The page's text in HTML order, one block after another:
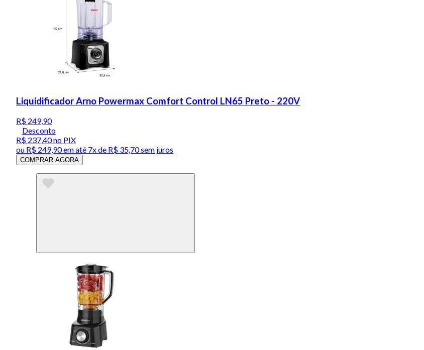
Liquidificador Arno Powermax Comfort Control LN65 Preto - 220V
R$ 249,90
Desconto
R$ 237,40no PIX
ou R$ 249,90em até 7x de R$ 35,70 sem juros
COMPRAR AGORA